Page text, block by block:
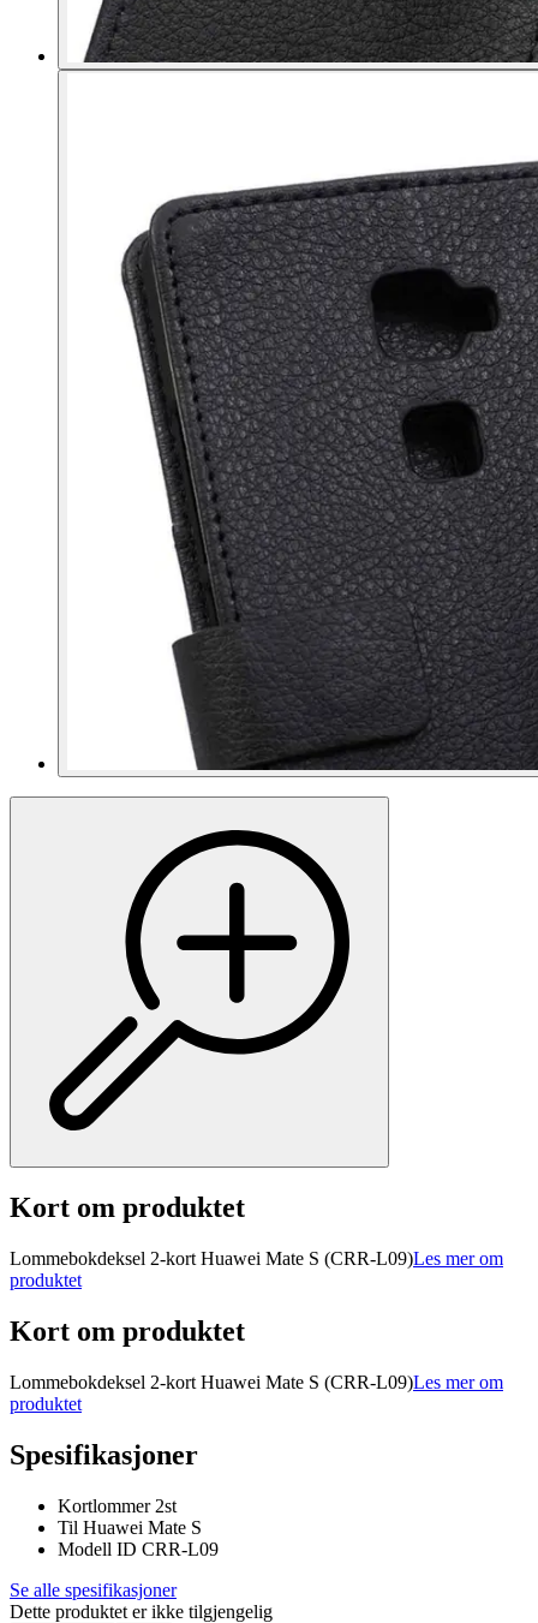
Kort om produktet
Lommebokdeksel 2-kort Huawei Mate S (CRR-L09)Les mer om
produktet
Kort om produktet
Lommebokdeksel 2-kort Huawei Mate S (CRR-L09)Les mer om
produktet
Spesifikasjoner
Kortlommer 2st
Til Huawei Mate S
Modell ID CRR-L09
Se alle spesifikasjoner
Dette produktet er ikke tilgjengelig